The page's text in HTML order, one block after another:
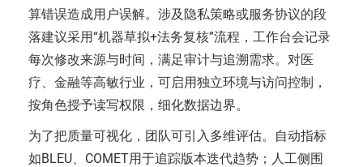
算错误造成用户误解。涉及隐私策略或服务协议的段
落建议采用“机器草拟+法务复核”流程，工作台会记录
每次修改来源与时间，满足审计与追溯需求。对医
疗、金融等高敏行业，可启用独立环境与访问控制，
按角色授予读写权限，细化数据边界。
为了把质量可视化，团队可引入多维评估。自动指标
如BLEU、COMET用于追踪版本迭代趋势；人工侧围